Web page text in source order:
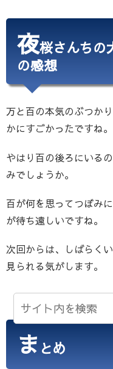
夜桜さんちの
の感想
万と百の本気のぶつか
かにすごかったですね。
やはり百の後ろにいる
みでしょうか。
百が何を思ってつぼみ
が待ち遠しいですね。
次回からは、しばらく
見られる気がします。
まとめ